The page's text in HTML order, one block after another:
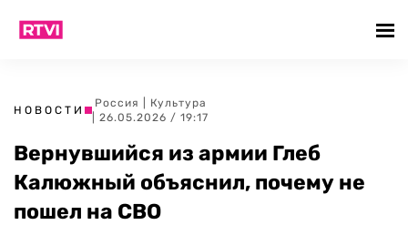
НОВОСТИ
Россия
Культура
| 26.05.2026 / 19:17
Вернувшийся из армии Глеб
Калюжный объяснил, почему не
пошел на СВО